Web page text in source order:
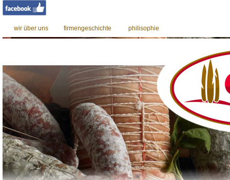
wir über uns firmengeschichte philisophie
0